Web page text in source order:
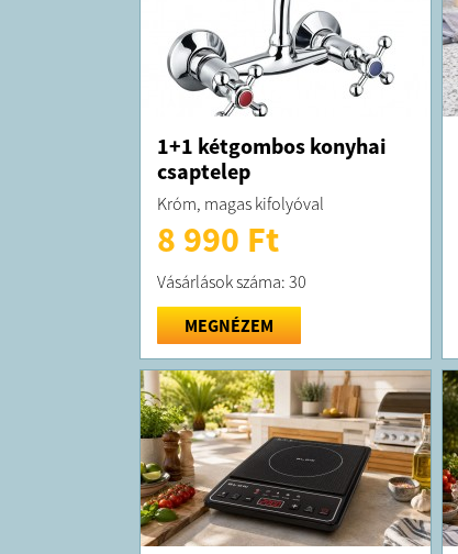
1+1 kétgombos konyhai
csaptelep
Króm, magas kifolyóval
8 990 Ft
Vásárlások száma: 30
MEGNÉZEM